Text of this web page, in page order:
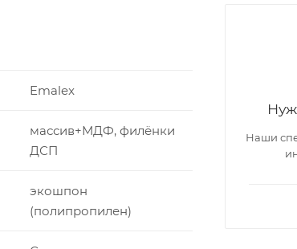
Emalex
массив+МДФ, филёнки
ДСП
экошпон
(полипропилен)
Наши